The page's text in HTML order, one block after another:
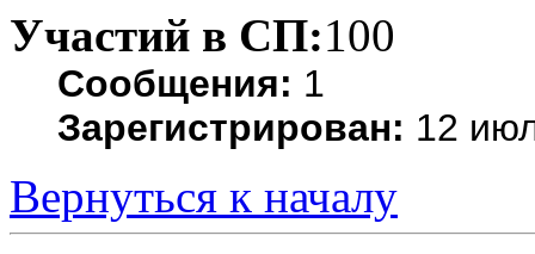
Участий в СП:100
Сообщения: 1
Зарегистрирован: 12
Вернуться к началу